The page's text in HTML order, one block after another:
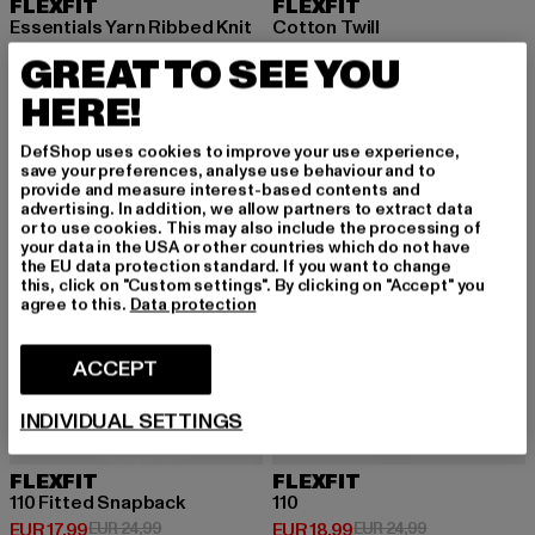
FLEXFIT
Essentials Yarn Ribbed Knit
EUR 12,99
Huidige prijs: EUR 12,99
FLEXFIT
Cotton Twill
EUR 16,10
Huidige prijs: EUR 16,10
-28%
FLEXFIT
110 Fitted Snapback
Huidige prijs: EUR 17,99
EUR 24,99Actieprijs: EUR 24,99
-24%
FLEXFIT
110
Huidige prijs: EUR 18,99
EUR 24,99Actieprijs:
GREAT TO SEE YOU
HERE!
DefShop uses cookies to improve your use experience,
save your preferences, analyse use behaviour and to
provide and measure interest-based contents and
advertising. In addition, we allow partners to extract data
or to use cookies. This may also include the processing of
your data in the USA or other countries which do not have
the EU data protection standard. If you want to change
this, click on "Custom settings". By clicking on "Accept" you
agree to this. Data protection
ACCEPT
INDIVIDUAL SETTINGS